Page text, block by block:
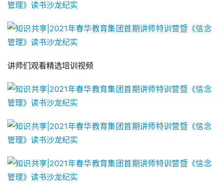
讲师们观看精选培训视频